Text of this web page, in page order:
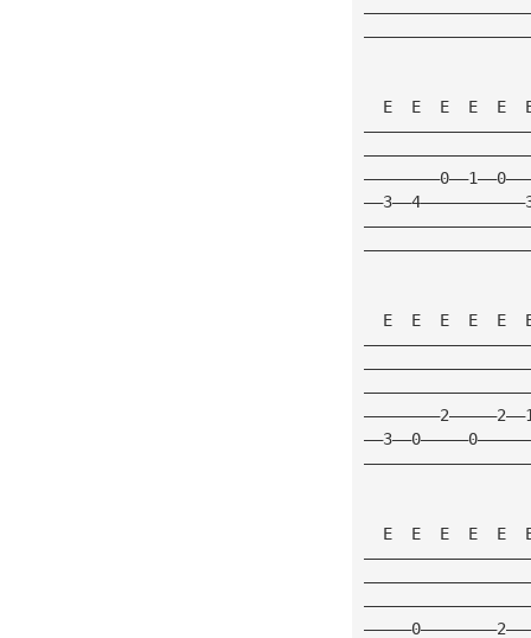
E  E  E  E  E
E  E  E  E  E
E  E  E  E  E